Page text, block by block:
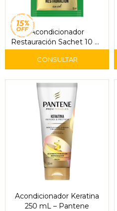
Acondicionador
Restauración Sachet 10 ml
– Pantene
Acondicionador Keratina
250 mL – Pantene